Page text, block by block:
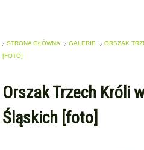
STRONA GŁÓWNA GALERIE
ORSZAK
[FOTO]
Orszak Trzech Króli
Śląskich [foto]